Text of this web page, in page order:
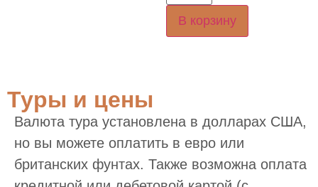
В корзину
Туры и цены
Валюта тура установлена в долларах США,
но вы можете оплатить в евро или
британских фунтах. Также возможна оплата